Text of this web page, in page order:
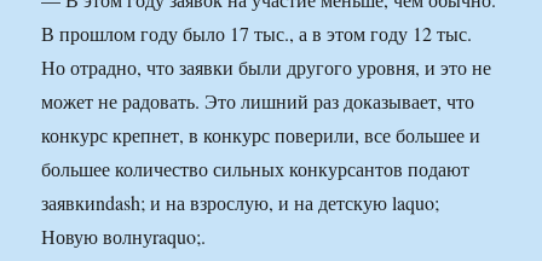
В прошлом году было 17 тыс., а в этом году 12 тыс.
Но отрадно, что заявки были другого уровня, и это не
может не радовать. Это лишний раз доказывает, что
конкурс крепнет, в конкурс поверили, все большее и
большее количество сильных конкурсантов подают
заявкиndash; и на взрослую, и на детскую laquo;
Новую волнуraquo;.